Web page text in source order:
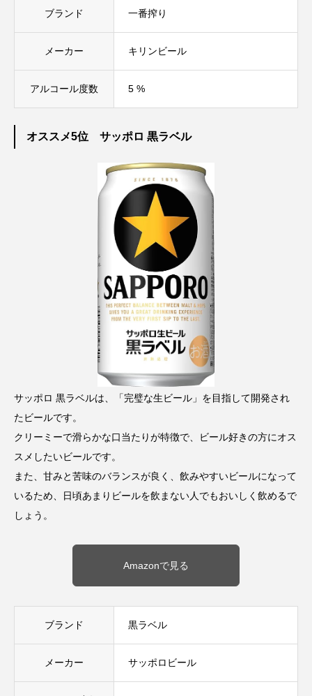
ブランド 一番搾り
メーカー キリンビール
アルコール度数 5 %
オススメ5位 サッポロ 黒ラベル
サッポロ 黒ラベルは、「完璧な生ビール」を目指して開発され
たビールです。
クリーミーで滑らかな口当たりが特徴で、ビール好きの方にオス
スメしたいビールです。
また、甘みと苦味のバランスが良く、飲みやすいビールになって
いるため、日頃あまりビールを飲まない人でもおいしく飲めるで
しょう。
Amazonで見る
ブランド 黒ラベル
メーカー サッポロビール